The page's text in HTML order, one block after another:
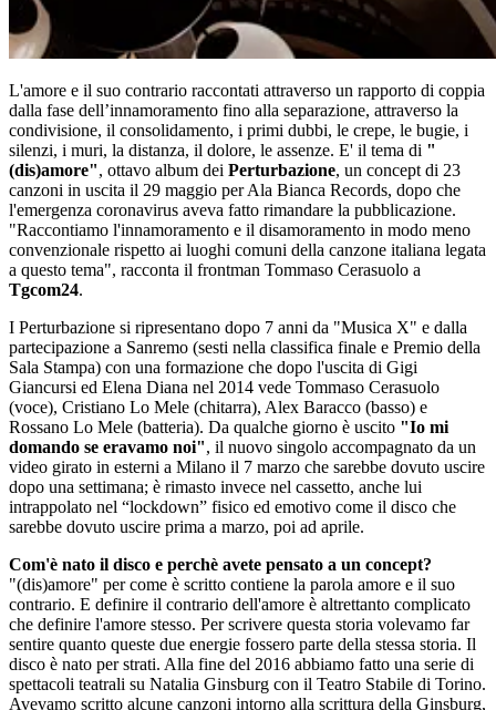
L'amore e il suo contrario raccontati attraverso un rapporto di coppia
dalla fase dell’innamoramento fino alla separazione, attraverso la
condivisione, il consolidamento, i primi dubbi, le crepe, le bugie, i
silenzi, i muri, la distanza, il dolore, le assenze. E' il tema di "
(dis)amore", ottavo album dei Perturbazione, un concept di 23
canzoni in uscita il 29 maggio per Ala Bianca Records, dopo che
l'emergenza coronavirus aveva fatto rimandare la pubblicazione.
"Raccontiamo l'innamoramento e il disamoramento in modo meno
convenzionale rispetto ai luoghi comuni della canzone italiana legata
a questo tema", racconta il frontman Tommaso Cerasuolo a
Tgcom24.
I Perturbazione si ripresentano dopo 7 anni da "Musica X" e dalla
partecipazione a Sanremo (sesti nella classifica finale e Premio della
Sala Stampa) con una formazione che dopo l'uscita di Gigi
Giancursi ed Elena Diana nel 2014 vede Tommaso Cerasuolo
(voce), Cristiano Lo Mele (chitarra), Alex Baracco (basso) e
Rossano Lo Mele (batteria). Da qualche giorno è uscito "Io mi
domando se eravamo noi", il nuovo singolo accompagnato da un
video girato in esterni a Milano il 7 marzo che sarebbe dovuto uscire
dopo una settimana; è rimasto invece nel cassetto, anche lui
intrappolato nel “lockdown” fisico ed emotivo come il disco che
sarebbe dovuto uscire prima a marzo, poi ad aprile.
Com'è nato il disco e perchè avete pensato a un concept?
"(dis)amore" per come è scritto contiene la parola amore e il suo
contrario. E definire il contrario dell'amore è altrettanto complicato
che definire l'amore stesso. Per scrivere questa storia volevamo far
sentire quanto queste due energie fossero parte della stessa storia. Il
disco è nato per strati. Alla fine del 2016 abbiamo fatto una serie di
spettacoli teatrali su Natalia Ginsburg con il Teatro Stabile di Torino.
Avevamo scritto alcune canzoni intorno alla scrittura della Ginsburg,